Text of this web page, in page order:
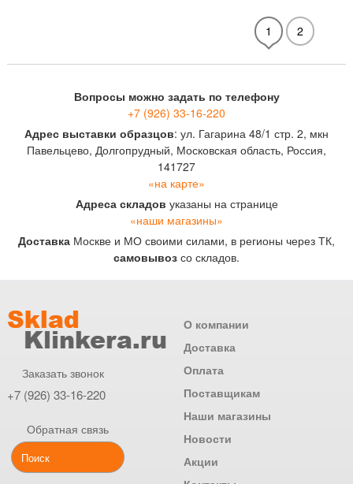
1 2
Вопросы можно задать по телефону
+7 (926) 33-16-220
Адрес выставки образцов: ул. Гагарина 48/1 стр. 2, мкн
Павельцево, Долгопрудный, Московская область, Россия,
141727
«на карте»
Адреса складов указаны на странице
«наши магазины»
Доставка Москве и МО своими силами, в регионы через ТК,
самовывоз со складов.
Заказать звонок
+7 (926) 33-16-220
Обратная связь
О компании
Доставка
Оплата
Поставщикам
Наши магазины
Новости
Акции